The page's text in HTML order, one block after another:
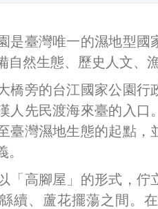
是臺灣唯一的濕地型
自然生態、歷史人文、
橋旁的台江國家公園行
人先民渡海來臺的入口
臺灣濕地生態的起點，
「高腳屋」的形式，佇
續、蘆花擺蕩之間。